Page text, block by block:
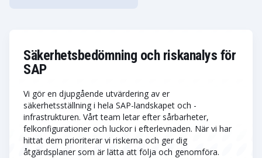
Säkerhetsbedömning och riskanalys för
SAP
Vi gör en djupgående utvärdering av er
säkerhetsställning i hela SAP-landskapet och -
infrastrukturen. Vårt team letar efter sårbarheter,
felkonfigurationer och luckor i efterlevnaden. När vi har
hittat dem prioriterar vi riskerna och ger dig
åtgärdsplaner som är lätta att följa och genomföra.